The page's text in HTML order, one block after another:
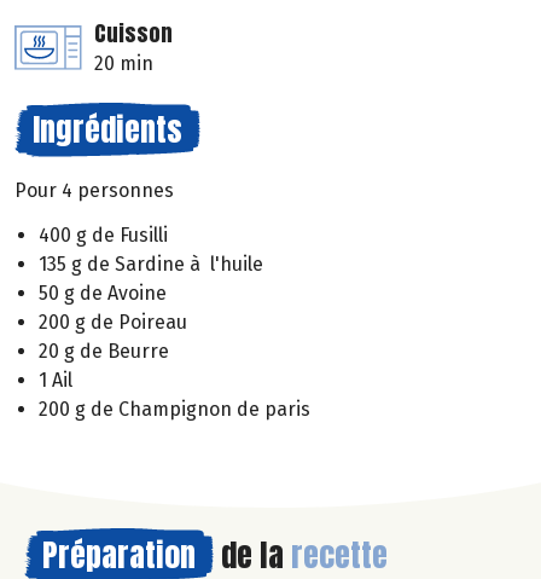
Cuisson
20 min
Ingrédients
Pour 4 personnes
400 g de Fusilli
135 g de Sardine à l'huile
50 g de Avoine
200 g de Poireau
20 g de Beurre
1 Ail
200 g de Champignon de paris
Préparation de la recette